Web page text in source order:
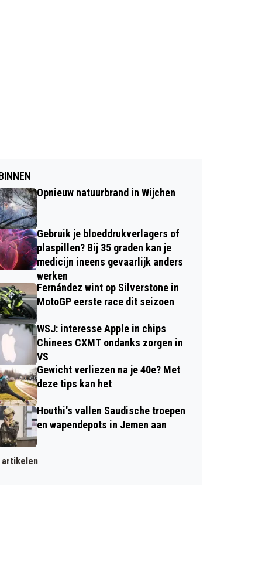
Opnieuw natuurbrand in Wijchen
Gebruik je bloeddrukverlagers of
plaspillen? Bij 35 graden kan je
medicijn ineens gevaarlijk anders
werken
Fernández wint op Silverstone in
MotoGP eerste race dit seizoen
WSJ: interesse Apple in chips
Chinees CXMT ondanks zorgen in
VS
Gewicht verliezen na je 40e? Met
deze tips kan het
Houthi's vallen Saudische troepen
en wapendepots in Jemen aan
artikelen